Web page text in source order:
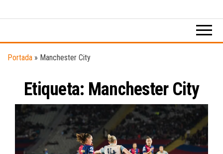
digital
música.
Portada » Manchester City
Etiqueta: Manchester City